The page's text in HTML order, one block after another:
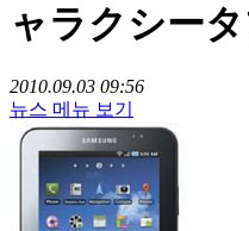
ャラクシータ
2010.09.03 09:56
뉴스 메뉴 보기